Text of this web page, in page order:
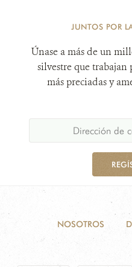
JUNTOS POR
Únase a más de un
silvestre que trabajan
más preciadas y
NOSOTROS